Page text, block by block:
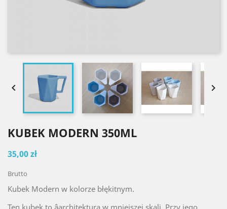
 
KUBEK MODERN 350ML
35,00 zł
Brutto
Kubek Modern w kolorze błękitnym.
Ten kubek to âarchitektura w mniejszej skali. Przy jego